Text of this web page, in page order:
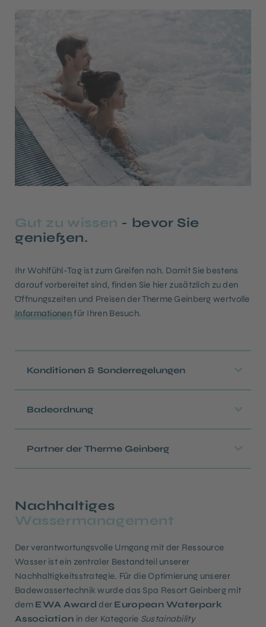
Gut zu wissen - bevor Sie
genießen.
Ihr Wohlfühl-Tag ist zum Greifen nah. Damit Sie bestens
darauf vorbereitet sind, finden Sie hier zusätzlich zu den
Öffnungszeiten und Preisen der Therme Geinberg wertvolle
Informationenfür Ihren Besuch.
Konditionen & Sonderregelungen
Badeordnung
Partner der Therme Geinberg
Nachhaltiges
Wassermanagement
Der verantwortungsvolle Umgang mit der Ressource
Wasser ist ein zentraler Bestandteil unserer
Nachhaltigkeitsstrategie. Für die Optimierung unserer
Badewassertechnik wurde das Spa Resort Geinberg mit
dem EWA Award der European Waterpark
Association in der Kategorie Sustainability